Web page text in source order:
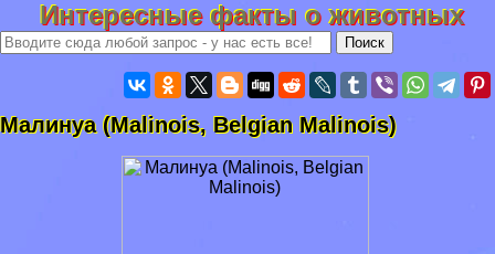
Интересные факты о животных
Малинуа (Malinois, Belgian Malinois)